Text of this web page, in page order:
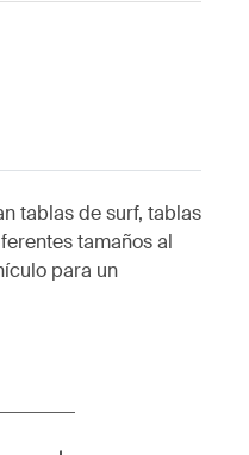
tablas de surf, tablas
tamaños al
para un